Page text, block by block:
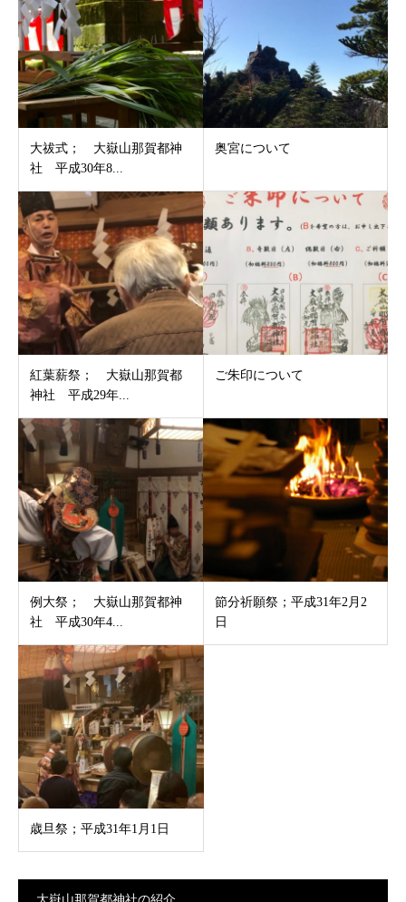
大祓式； 大嶽山那賀都神
社 平成30年8...
奥宮について
紅葉薪祭； 大嶽山那賀都
神社 平成29年...
ご朱印について
例大祭； 大嶽山那賀都神
社 平成30年4...
節分祈願祭；平成31年2月2
日
歳旦祭；平成31年1月1日